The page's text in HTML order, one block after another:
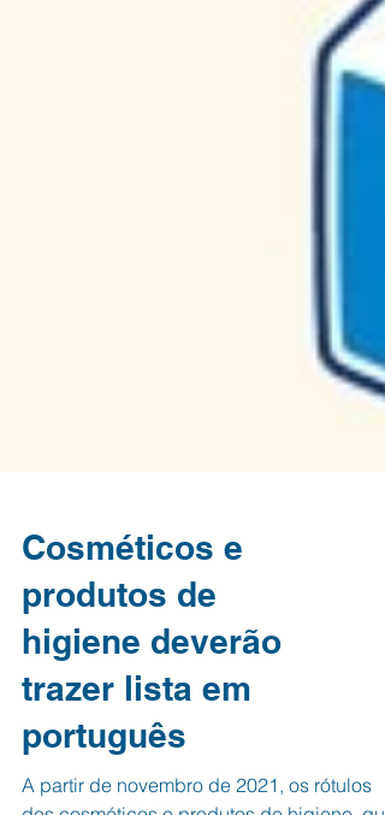
Cosméticos e
produtos de
higiene deverão
trazer lista em
português